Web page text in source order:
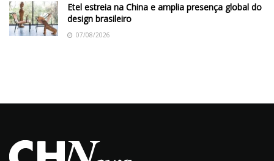
Etel estreia na China e amplia presença global do
design brasileiro
07/08/2026